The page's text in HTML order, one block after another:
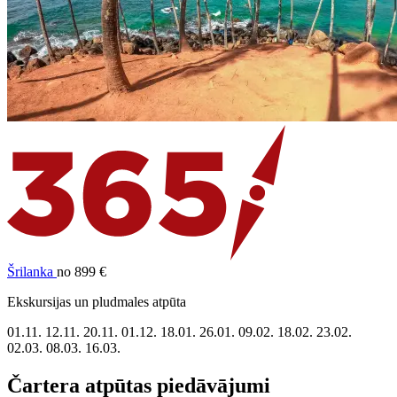
Šrilanka no 899 €
Ekskursijas un pludmales atpūta
01.11. 12.11. 20.11. 01.12. 18.01. 26.01. 09.02. 18.02. 23.02.
02.03. 08.03. 16.03.
Čartera atpūtas piedāvājumi